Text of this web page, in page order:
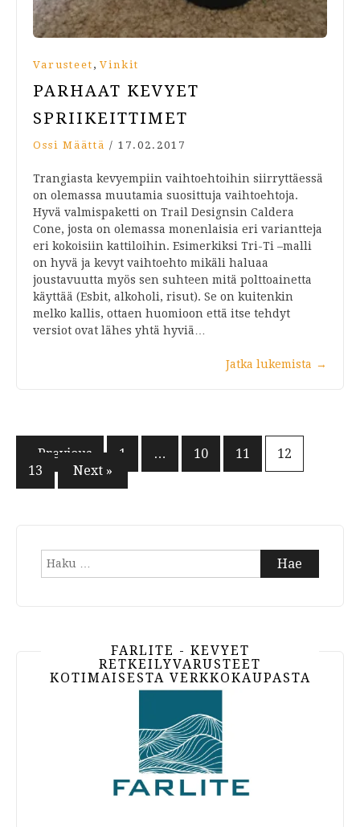
Varusteet , Vinkit
PARHAAT KEVYET
SPRIIKEITTIMET
Ossi Määttä / 17.02.2017
Trangiasta kevyempiin vaihtoehtoihin siirryttäessä
on olemassa muutamia suosittuja vaihtoehtoja.
Hyvä valmispaketti on Trail Designsin Caldera
Cone, josta on olemassa monenlaisia eri variantteja
eri kokoisiin kattiloihin. Esimerkiksi Tri-Ti –malli
on hyvä ja kevyt vaihtoehto mikäli haluaa
joustavuutta myös sen suhteen mitä polttoainetta
käyttää (Esbit, alkoholi, risut). Se on kuitenkin
melko kallis, ottaen huomioon että itse tehdyt
versiot ovat lähes yhtä hyviä…
Jatka lukemista →
Artikkelien
selaus
« Previous 1 … 10 11
12
13
Next »
Haku:
FARLITE - KEVYET
RETKEILYVARUSTEET
KOTIMAISESTA VERKKOKAUPASTA